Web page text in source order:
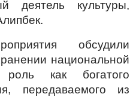
деятель культуры,
обсудили
национальной
роль как богатого
передаваемого из